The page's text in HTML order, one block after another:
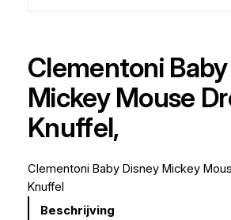
Clementoni
Mickey Mouse
Knuffel,
Clementoni Baby Disney Mickey
Knuffel
Beschrijving